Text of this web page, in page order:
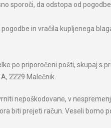
sporoči, da odstopa od
in vračila kupljenega
po priporočeni pošti, skupaj s
2229 Malečnik.
nepoškodovane, v
biti prejeti račun. Veseli bomo